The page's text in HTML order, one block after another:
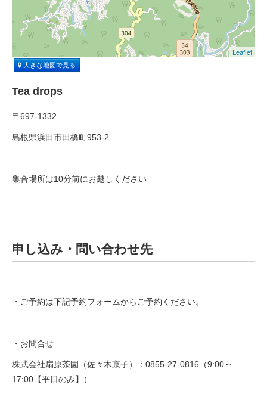
Leaflet
大きな地図で見る
Tea drops
〒697-1332
島根県浜田市田橋町953-2
集合場所は10分前にお越しください
申し込み・問い合わせ先
・ご予約は下記予約フォームからご予約ください。
・お問合せ
株式会社扇原茶園（佐々木京子）：0855-27-0816（9:00～
17:00【平日のみ】）